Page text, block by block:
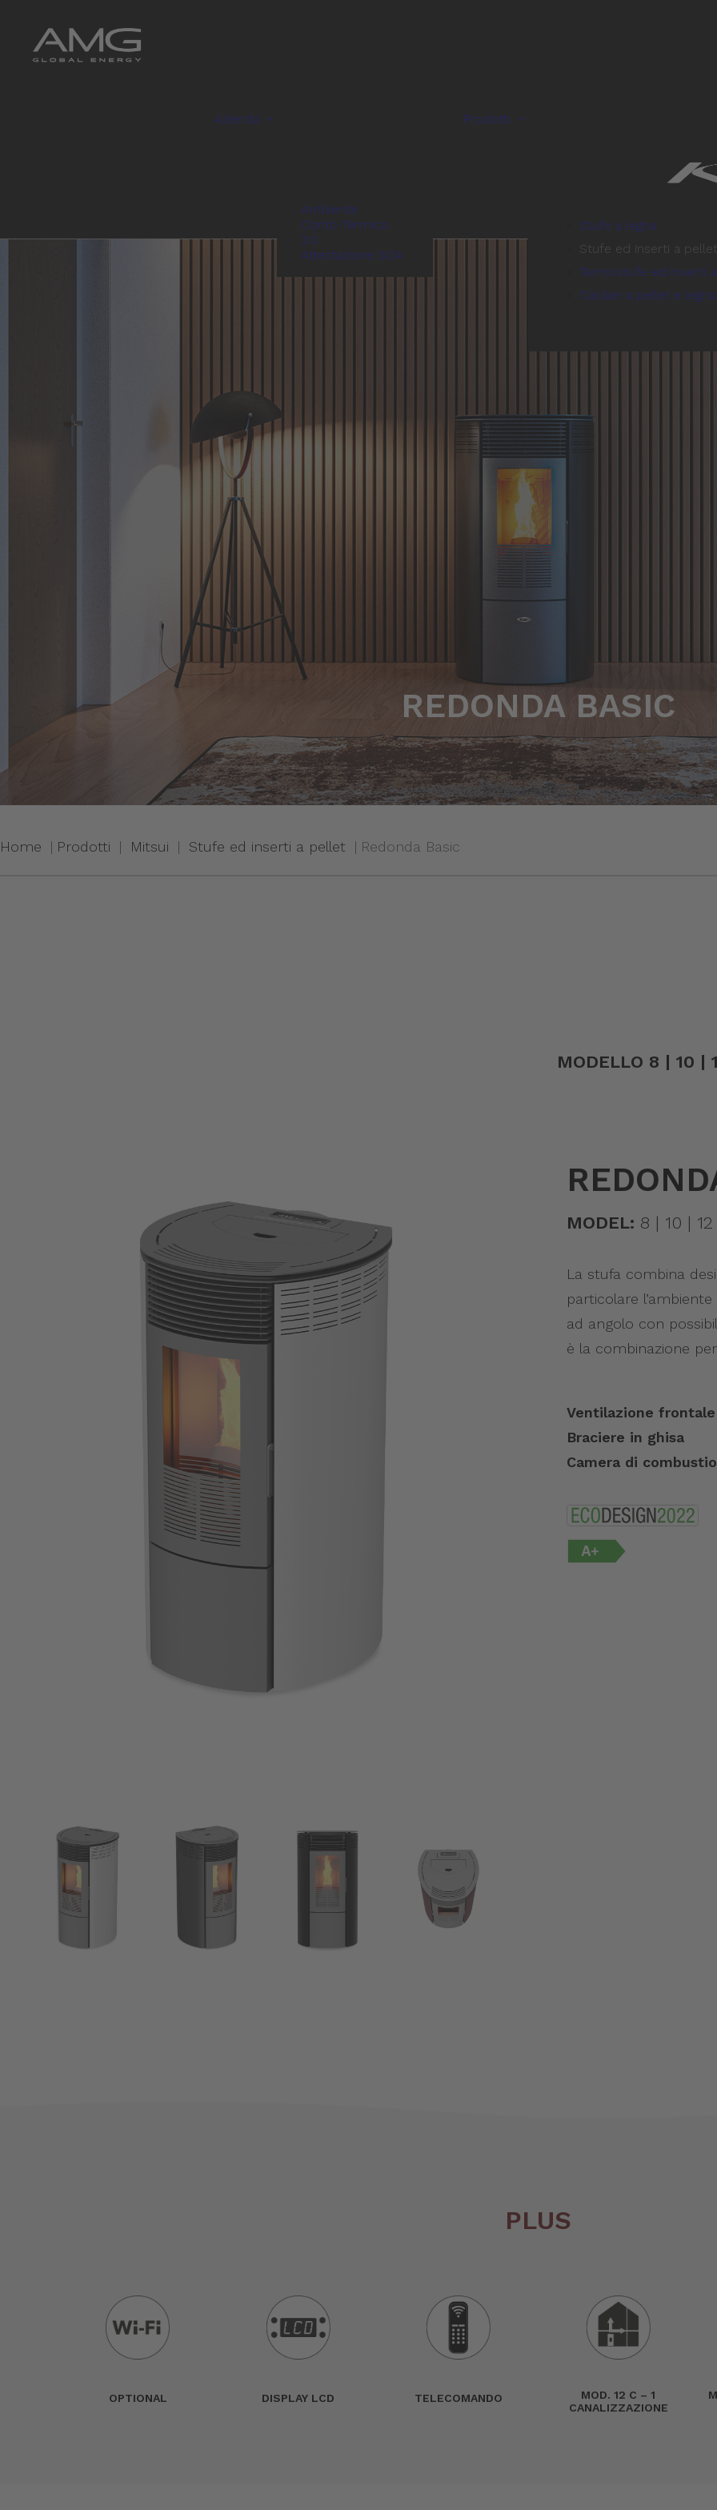
Azienda
Ambiente
Conto Termico
3.0
Attestazione SOA
Prodotti
Stufe a legna
Stufe ed inserti a pellet
Termostufe ed inserti
Caldaie a pellet e legna
REDONDA BASIC
Home Prodotti Mitsui Stufe ed inserti a pellet Redonda Basic
MODELLO 8 | 10 |
MODEL: 8 | 10 | 12
La stufa combina
particolare
ad angolo con
è la combinazione
Ventilazione frontale
Braciere in ghisa
Camera di
PLUS
OPTIONAL DISPLAY LCD TELECOMANDO
MOD. 12 C – 1
CANALIZZAZIONE